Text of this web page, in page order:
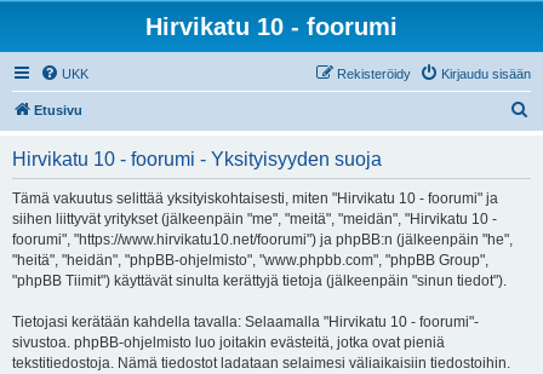
Hirvikatu 10 - foorumi
UKK Kirjaudu sisään
Rekisteröidy
Etusivu
Hirvikatu 10 - foorumi - Yksityisyyden suoja
Tämä vakuutus selittää yksityiskohtaisesti, miten "Hirvikatu 10 - foorumi" ja
siihen liittyvät yritykset (jälkeenpäin "me", "meitä", "meidän", "Hirvikatu 10 -
foorumi", "https://www.hirvikatu10.net/foorumi") ja phpBB:n (jälkeenpäin "he",
"heitä", "heidän", "phpBB-ohjelmisto", "www.phpbb.com", "phpBB Group",
"phpBB Tiimit") käyttävät sinulta kerättyjä tietoja (jälkeenpäin "sinun tiedot").
Tietojasi kerätään kahdella tavalla: Selaamalla "Hirvikatu 10 - foorumi"-
sivustoa. phpBB-ohjelmisto luo joitakin evästeitä, jotka ovat pieniä
tekstitiedostoja. Nämä tiedostot ladataan selaimesi väliaikaisiin tiedostoihin.